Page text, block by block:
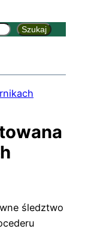
Szukaj
śledztwo